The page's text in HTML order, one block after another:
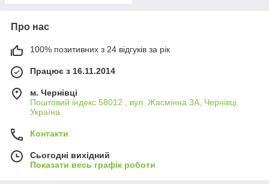
Про нас
100% позитивних з 24 відгуків за рік
Працює з 16.11.2014
м. Чернівці
Поштовий індекс 58012., вул. Жасмінна 3А, Чернівці,
Україна
Контакти
Сьогодні вихідний
Показати весь графік роботи